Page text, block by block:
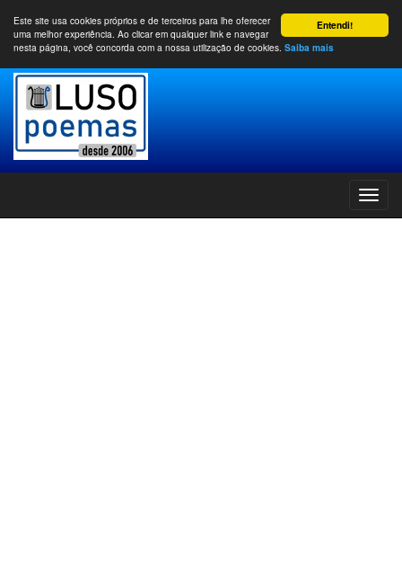
Entendi!
Este site usa cookies próprios e de terceiros para lhe oferecer
uma melhor experiência. Ao clicar em qualquer link e navegar
nesta página, você concorda com a nossa utilização de cookies. Saiba mais